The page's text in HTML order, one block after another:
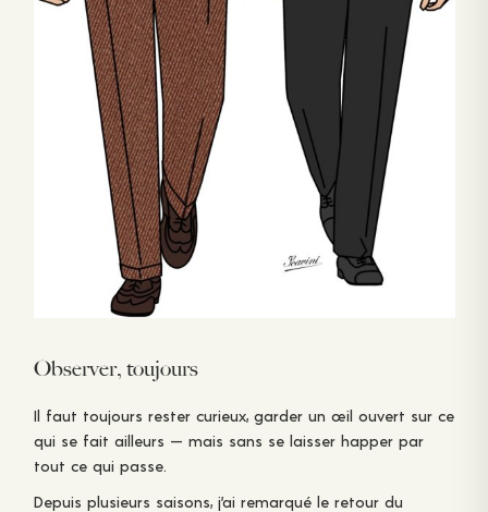
Observer, toujours
Il faut toujours rester curieux, garder un œil ouvert sur ce
qui se fait ailleurs — mais sans se laisser happer par
tout ce qui passe.
Depuis plusieurs saisons, j’ai remarqué le retour du